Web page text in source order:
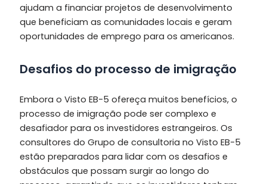
ajudam a financiar projetos de desenvolvimento
que beneficiam as comunidades locais e geram
oportunidades de emprego para os americanos.
Desafios do processo de imigração
Embora o Visto EB-5 ofereça muitos benefícios, o
processo de imigração pode ser complexo e
desafiador para os investidores estrangeiros. Os
consultores do Grupo de consultoria no Visto EB-5
estão preparados para lidar com os desafios e
obstáculos que possam surgir ao longo do